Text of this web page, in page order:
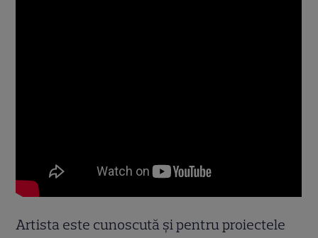
Artista este cunoscută și pentru proiectele